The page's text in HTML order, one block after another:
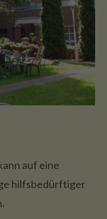
auf eine
hilfsbedürftiger